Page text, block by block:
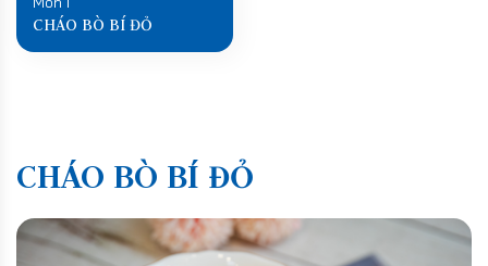
CHÁO BÒ BÍ ĐỎ
CHÁO BÒ BÍ ĐỎ